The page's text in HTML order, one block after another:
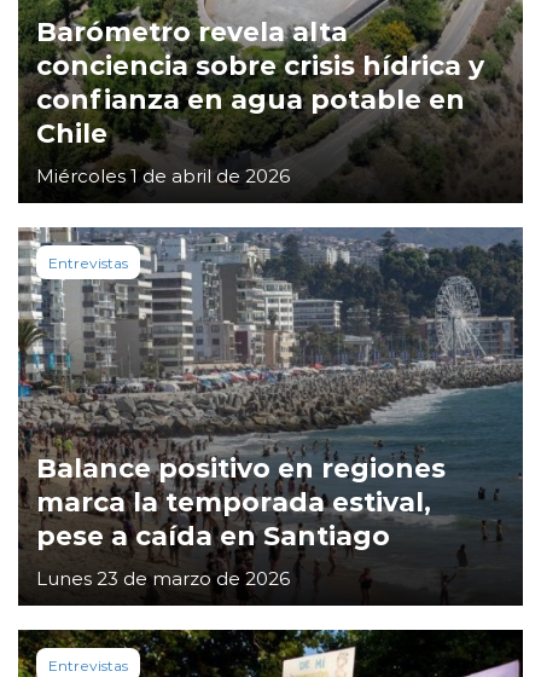
Barómetro revela alta
conciencia sobre crisis hídrica y
confianza en agua potable en
Chile
Miércoles 1 de abril de 2026
Entrevistas
Balance positivo en regiones
marca la temporada estival,
pese a caída en Santiago
Lunes 23 de marzo de 2026
Entrevistas